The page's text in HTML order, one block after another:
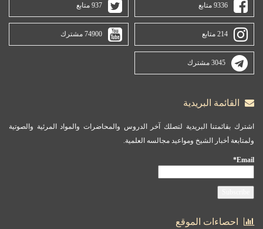
9336 متابع 937 متابع
214 متابع 74900 مشترك
3045 مشترك
القائمة البريدية
اشترك بقائمتنا البريدية لتصلك آخر الدروس والمحاضرات والمواد المرئية والصوتية
ولمتابعة أخبار الشيخ ومواعيد مجالسه العلمية.
Email*
احصاءات الموقع